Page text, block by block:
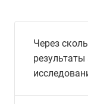
Через